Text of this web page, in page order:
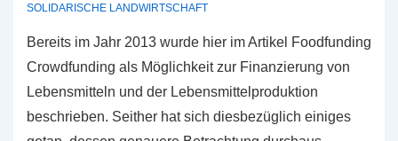
SOLIDARISCHE LANDWIRTSCHAFT
Bereits im Jahr 2013 wurde hier im Artikel Foodfunding
Crowdfunding als Möglichkeit zur Finanzierung von
Lebensmitteln und der Lebensmittelproduktion
beschrieben. Seither hat sich diesbezüglich einiges